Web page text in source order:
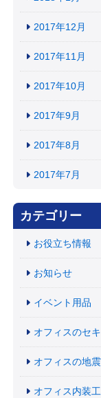
2017年12月
2017年11月
2017年10月
2017年9月
2017年8月
2017年7月
カテゴリー
お役立ち情報
お知らせ
イベント用品
オフィスのセ
オフィスの地
オフィス内装